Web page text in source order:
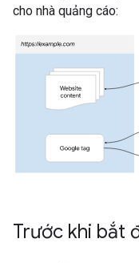
cho nhà quảng cáo:
Trước khi bắt